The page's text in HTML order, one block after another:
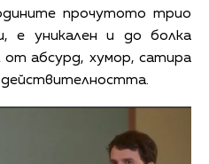
прочутото трио
е уникален и до болка
от абсурд, хумор, сатира
действителността.